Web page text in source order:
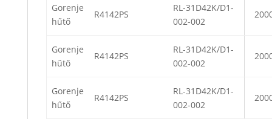
Gorenje
hűtő
R4142PS
RL-31D42K/D1-
002-002
Gorenje
hűtő
R4142PS
RL-31D42K/D1-
002-002
Gorenje
hűtő
R4142PS
RL-31D42K/D1-
002-002